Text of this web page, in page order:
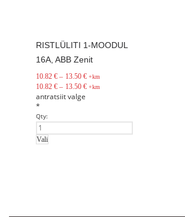
RISTLÜLITI 1-MOODUL
16A, ABB Zenit
10.82€ – 13.50 € +km
10.82€ – 13.50 € +km
antratsiitvalge
*
Qty:
Vali